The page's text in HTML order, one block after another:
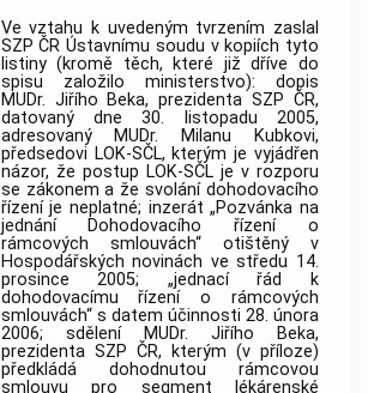
Ve vztahu k uvedeným tvrzením zaslal
SZP ČRÚstavnímu soudu v kopiích tyto
listiny (kromě těch, které již dříve do
spisu založilo ministerstvo): dopis
MUDr. Jiřího Beka, prezidenta SZP ČR,
datovaný dne 30. listopadu 2005,
adresovaný MUDr. Milanu Kubkovi,
předsedovi LOK-SČL, kterým je vyjádřen
názor, že postup LOK-SČL je v rozporu
se zákonem a že svolání dohodovacího
řízení je neplatné; inzerát „Pozvánka na
jednání Dohodovacího řízení o
rámcových smlouvách“ otištěný v
Hospodářských novinách ve středu 14.
prosince 2005; „jednací řád k
dohodovacímu řízení o rámcových
smlouvách“ s datem účinnosti 28. února
2006; sdělení MUDr. Jiřího Beka,
prezidenta SZP ČR, kterým (v příloze)
předkládá dohodnutou rámcovou
smlouvu pro segment lékárenské